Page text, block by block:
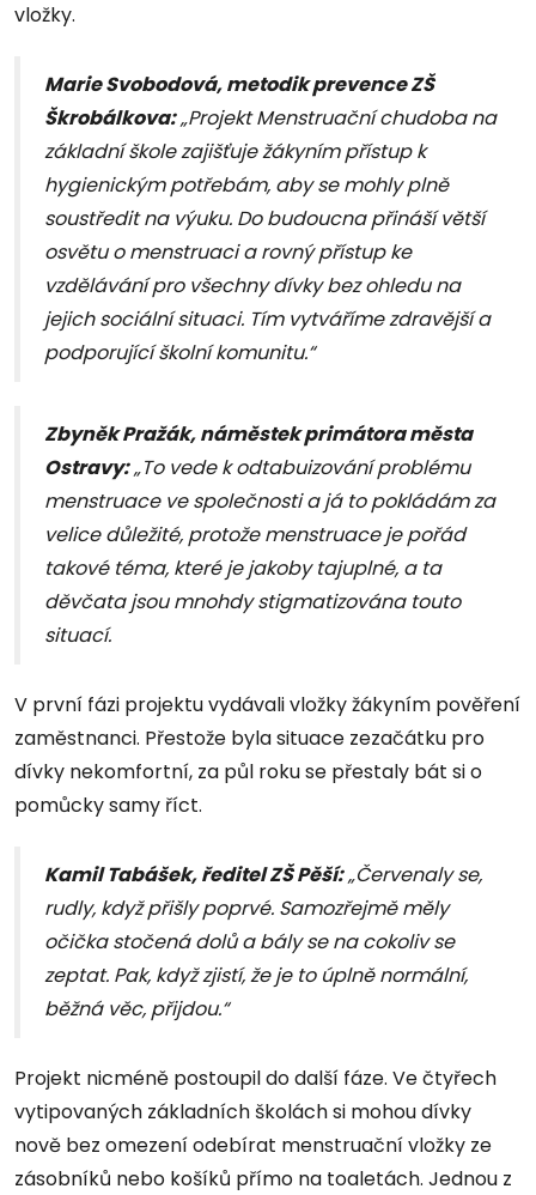
vložky.
Marie Svobodová, metodik prevence ZŠ
Škrobálkova:„Projekt Menstruační chudoba na
základní škole zajišťuje žákyním přístup k
hygienickým potřebám, aby se mohly plně
soustředit na výuku. Do budoucna přináší větší
osvětu o menstruaci a rovný přístup ke
vzdělávání pro všechny dívky bez ohledu na
jejich sociální situaci. Tím vytváříme zdravější a
podporující školní komunitu.“
Zbyněk Pražák, náměstek primátora města
Ostravy:„To vede k odtabuizování problému
menstruace ve společnosti a já to pokládám za
velice důležité, protože menstruace je pořád
takové téma, které je jakoby tajuplné, a ta
děvčata jsou mnohdy stigmatizována touto
situací.
V první fázi projektu vydávali vložky žákyním pověření
zaměstnanci. Přestože byla situace zezačátku pro
dívky nekomfortní, za půl roku se přestaly bát si o
pomůcky samy říct.
Kamil Tabášek, ředitel ZŠ Pěší:„Červenaly se,
rudly, když přišly poprvé. Samozřejmě měly
očička stočená dolů a bály se na cokoliv se
zeptat. Pak, když zjistí, že je to úplně normální,
běžná věc, přijdou.“
Projekt nicméně postoupil do další fáze. Ve čtyřech
vytipovaných základních školách si mohou dívky
nově bez omezení odebírat menstruační vložky ze
zásobníků nebo košíků přímo na toaletách. Jednou z